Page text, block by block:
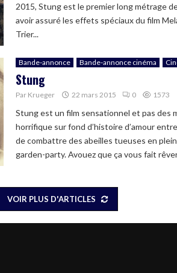
2015, Stung est le premier long métrage
avoir assuré les effets spéciaux du film
Trier...
Bande-annonce Bande-annonce cinéma
Stung
Par Krueger 22 mars 2015 0 1573
Stung est un film sensationnel et pas des
horrifique sur fond d’histoire d’amour
de combattre des abeilles tueuses en
garden-party. Avouez que ça vous fait
VOIR PLUS D'ARTICLES